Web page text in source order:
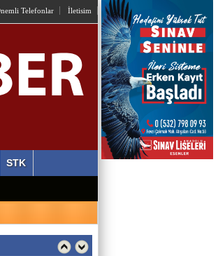
Telefonlar İletisim
STK